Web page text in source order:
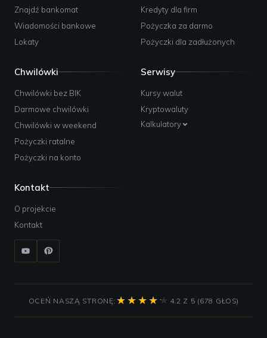
Znajdź bankomat
Wiadomości bankowe
Lokaty
Kredyty dla firm
Pożyczka za darmo
Pożyczki dla zadłużonych
Chwilówki
Chwilówki bez BIK
Darmowe chwilówki
Chwilówki w weekend
Pożyczki ratalne
Pożyczki na konto
Serwisy
Kursy walut
Kryptowaluty
Kalkulatory
Kontakt
O projekcie
Kontakt
OCEŃ NASZĄ STRONĘ: 4.2 Z 5 (678 GŁOS)